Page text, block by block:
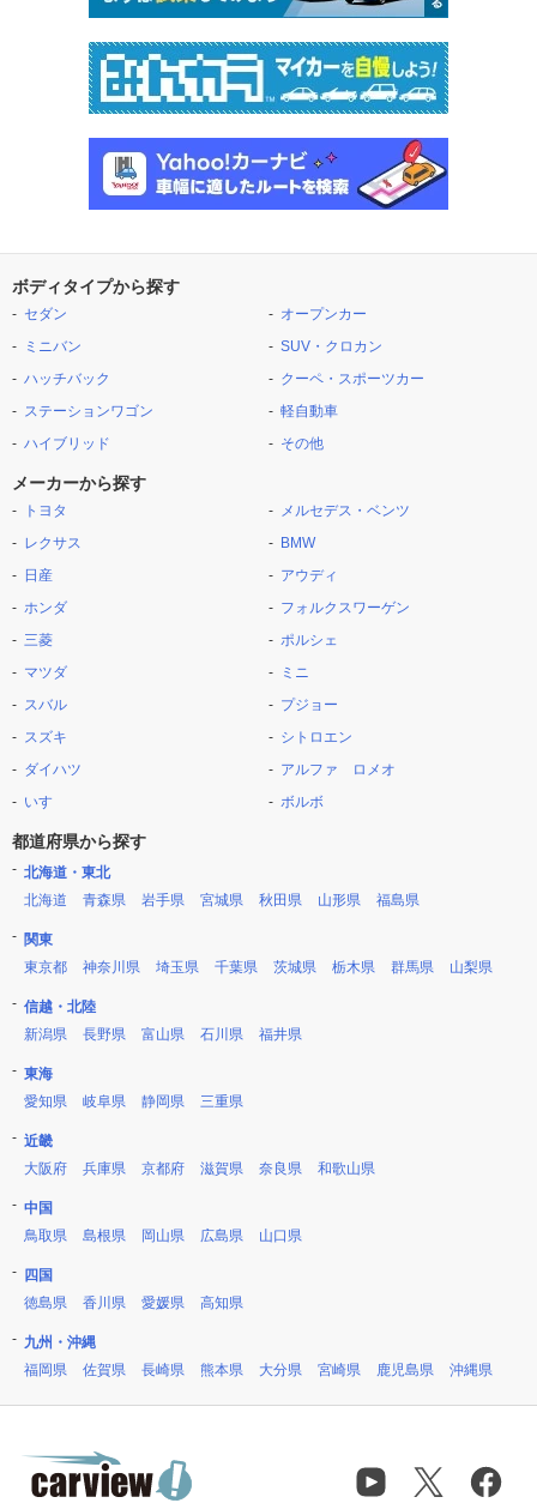
ボディタイプから探す
セダン
ミニバン
ハッチバック
ステーションワゴン
ハイブリッド
オープンカー
SUV・クロカン
クーペ・スポーツカー
軽自動車
その他
メーカーから探す
トヨタ
レクサス
日産
ホンダ
三菱
マツダ
スバル
スズキ
ダイハツ
いすゞ
メルセデス・ベンツ
BMW
アウディ
フォルクスワーゲン
ポルシェ
ミニ
プジョー
シトロエン
アルファ ロメオ
ボルボ
都道府県から探す
北海道・東北
北海道
青森県 岩手県 宮城県 秋田県 山形県 福島県
関東
東京都
神奈川県 埼玉県 千葉県 茨城県 栃木県 群馬県 山梨県
信越・北陸
新潟県
長野県 富山県 石川県 福井県
東海
愛知県
岐阜県 静岡県 三重県
近畿
大阪府
兵庫県 京都府 滋賀県 奈良県 和歌山県
中国
鳥取県
島根県 岡山県 広島県 山口県
四国
徳島県
香川県 愛媛県 高知県
九州・沖縄
福岡県
佐賀県 長崎県 熊本県 大分県 宮崎県 鹿児島県 沖縄県